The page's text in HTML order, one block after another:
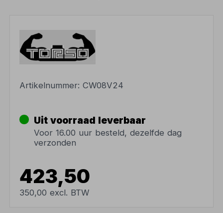
Artikelnummer:CW08V24
Uit voorraad leverbaar
Voor 16.00 uur besteld, dezelfde dag
verzonden
423,50
350,00 excl. BTW